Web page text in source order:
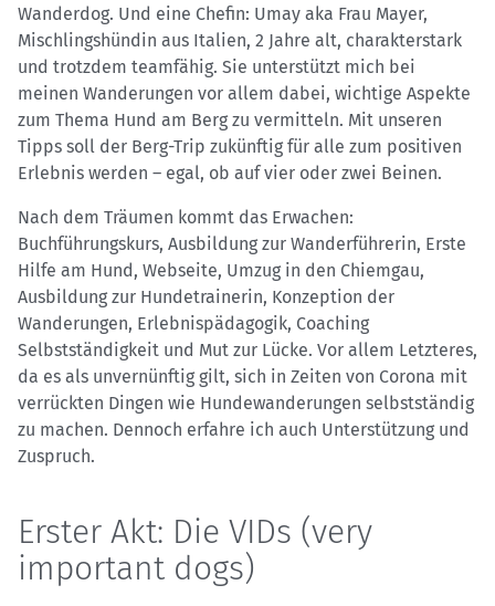
Wanderdog. Und eine Chefin: Umay aka Frau Mayer,
Mischlingshündin aus Italien, 2 Jahre alt, charakterstark
und trotzdem teamfähig. Sie unterstützt mich bei
meinen Wanderungen vor allem dabei, wichtige Aspekte
zum Thema Hund am Berg zu vermitteln. Mit unseren
Tipps soll der Berg-Trip zukünftig für alle zum positiven
Erlebnis werden – egal, ob auf vier oder zwei Beinen.
Nach dem Träumen kommt das Erwachen:
Buchführungskurs, Ausbildung zur Wanderführerin, Erste
Hilfe am Hund, Webseite, Umzug in den Chiemgau,
Ausbildung zur Hundetrainerin, Konzeption der
Wanderungen, Erlebnispädagogik, Coaching
Selbstständigkeit und Mut zur Lücke. Vor allem Letzteres,
da es als unvernünftig gilt, sich in Zeiten von Corona mit
verrückten Dingen wie Hundewanderungen selbstständig
zu machen. Dennoch erfahre ich auch Unterstützung und
Zuspruch.
Erster Akt: Die VIDs (very
important dogs)